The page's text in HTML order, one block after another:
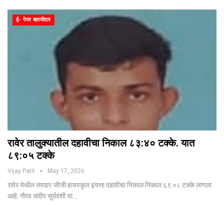
ई- पेपर बातमीदार
रावेर तालुक्यातील दहावीचा निकाल ८३:४० टक्के. यात
८९:०५ टक्के
Vijay Patil May 17, 2026
रावेर येथील सरदार जीजी हायस्कूल इयत्ता दहावीचा निकाल निकाल ६९:०८ टक्के लागला
आहे. गौरव संदीप सूर्यवंशी या…